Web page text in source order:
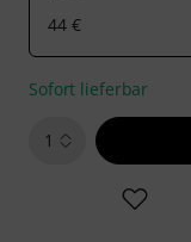
44 €
Sofort lieferbar
1